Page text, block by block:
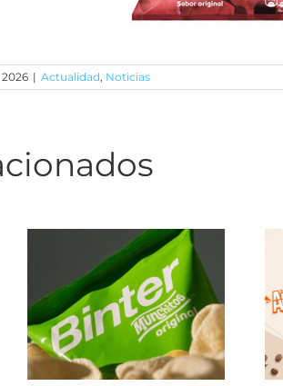
| Actualidad, Noticias
Munchitos vuelve a